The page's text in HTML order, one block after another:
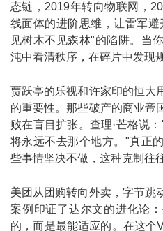
态链，2019年转向物联网，
线面体的进阶思维，让雷军
见树木不见森林"的陷阱。当
沌中看清秩序，在碎片中发现
贾跃亭的乐视和许家印的恒大
的重要性。那些破产的商业帝
败在盲目扩张。查理·芒格说
将永远不去那个地方。"真正
些事情坚决不做，这种克制往
美团从团购转向外卖，字节跳
案例印证了达尔文的进化论
的，而是最能适应的。在这个